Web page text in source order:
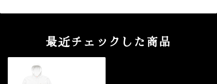
最近チェックした商品